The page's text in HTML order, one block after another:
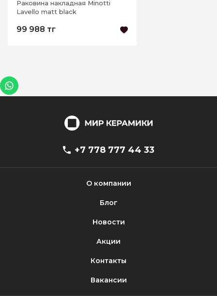
Раковина накладная Minotti
Lavello matt black
99 988 тг
+7 778 777 44 33
О компании
Блог
Новости
Акции
Контакты
Вакансии